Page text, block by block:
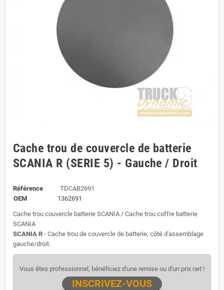
Cache trou de couvercle de batterie
SCANIA R (SERIE 5) - Gauche / Droit
Référence
TDCAB2691
OEM
1362691
Cache trou couvercle batterie SCANIA / Cache trou coffre batterie
SCANIA
SCANIA R - Cache trou de couvercle de batterie, côté d'assemblage
gauche/droit.
Vous êtes professionnel, bénéficiez d'une remise ou d'un prix net !
INSCRIVEZ-VOUS